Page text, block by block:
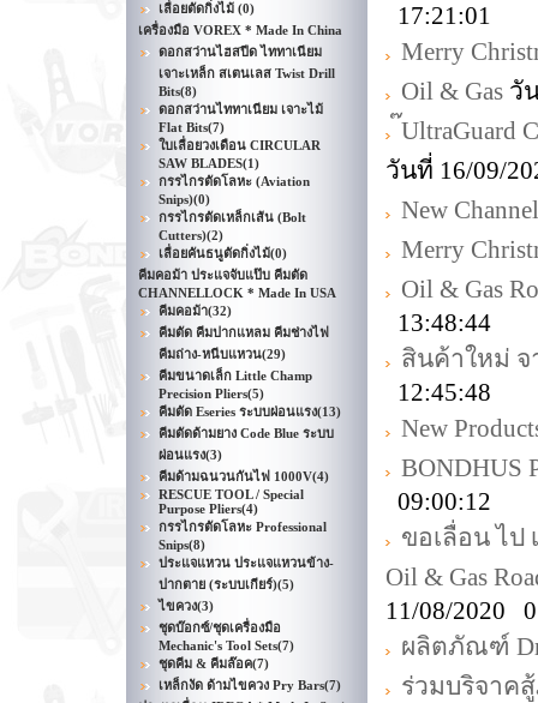
เลื่อยตัดกิ่งไม้ (0)
เครื่องมือ VOREX * Made In China
ดอกสว่านไฮสปีด ไททาเนียม
เจาะเหล็ก สเตนเลส Twist Drill
Bits(8)
ดอกสว่านไททาเนียม เจาะไม้
Flat Bits(7)
ใบเลื่อยวงเดือน CIRCULAR
SAW BLADES(1)
กรรไกรตัดโลหะ (Aviation
Snips)(0)
กรรไกรตัดเหล็กเส้น (Bolt
Cutters)(2)
เลื่อยคันธนูตัดกิ่งไม้(0)
คีมคอม้า ประแจจับแป๊บ คีมตัด
CHANNELLOCK * Made In USA
คีมคอม้า(32)
คีมตัด คีมปากแหลม คีมช่างไฟ
คีมถ่าง-หนีบแหวน(29)
คีมขนาดเล็ก Little Champ
Precision Pliers(5)
คีมตัด Eseries ระบบผ่อนแรง(13)
คีมตัดด้ามยาง Code Blue ระบบ
ผ่อนแรง(3)
คีมด้ามฉนวนกันไฟ 1000V(4)
RESCUE TOOL / Special
Purpose Pliers(4)
กรรไกรตัดโลหะ Professional
Snips(8)
ประแจแหวน ประแจแหวนข้าง-
ปากตาย (ระบบเกียร์)(5)
ไขควง(3)
ชุดบ๊อกซ์/ชุดเครื่องมือ
Mechanic's Tool Sets(7)
ชุดคีม & คีมล๊อค(7)
เหล็กงัด ด้ามไขควง Pry Bars(7)
17:21:01
Merry
Oil & Gas วั
UltraGuard
วันที่ 16/09/
New
Merry
Oil & Gas
13:48:44
สินค้าใหม่ จ
12:45:48
New
BONDHUS
09:00:12
ขอเลื่อน ไป
Oil & Gas
11/08/2020
ผลิตภัณฑ์
ร่วมบริจาค